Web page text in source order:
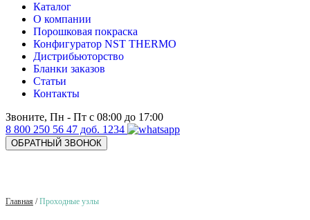
Каталог
О компании
Порошковая покраска
Конфигуратор NST THERMO
Дистрибьюторство
Бланки заказов
Статьи
Контакты
Звоните, Пн - Пт с 08:00 до 17:00
8 800 250 56 47 доб. 1234
ОБРАТНЫЙ ЗВОНОК
Главная /Проходные узлы